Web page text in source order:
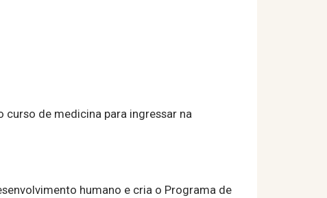
de medicina para ingressar na
humano e cria o Programa de